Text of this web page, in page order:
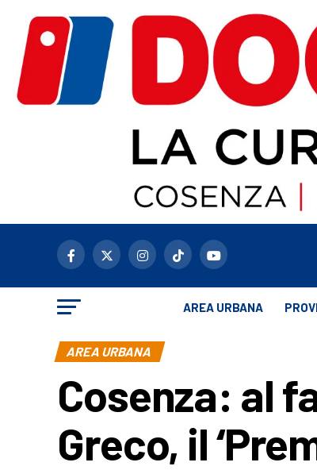
AREA URBANA
AREA URBANA
Cosenza: al
Greco, il